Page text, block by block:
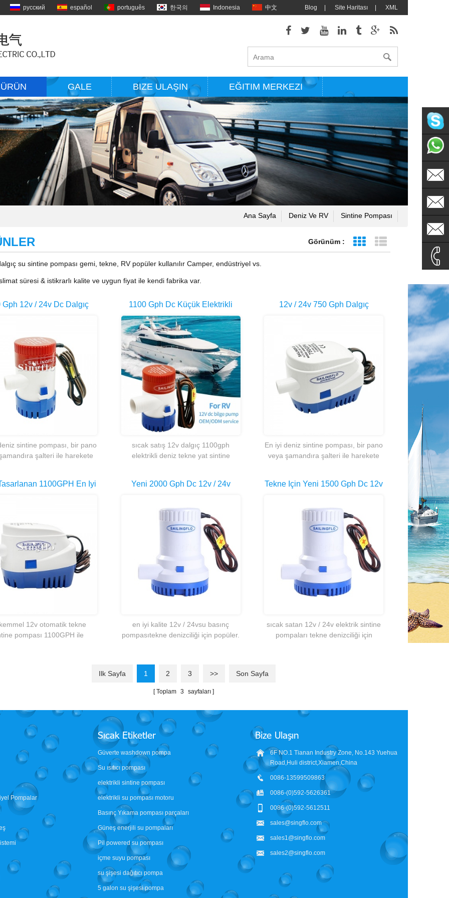
русский español português 한국의 Indonesia 中文 Blog Site Haritası XML
ÜRÜN GALE BIZE ULAŞIN EĞITIM MERKEZI
Ana Sayfa Deniz Ve RV Sintine Pompası
karavan karavan RV
Singflo FLO-2203 12 volt diyafram su
pompası tarım akülü elektrikli
tatlı su pompası 12 volt su transfer
Üretici 3GPM kendinden emişli
volt RV diyafram tatlı su sistemi
Görünüm : Tablo görünümüListe görünümü
su sintine pompası gemi, tekne, RV popüler kullanılır Camper, endüstriyel vs.
süresi & istikrarlı kalite ve uygun fiyat ile kendi fabrika var.
Gph 12v / 24v Dc Dalgıç
Pompası
sintine pompası, bir pano
şalteri ile harekete
1100 Gph Dc Küçük Elektrikli
Deniz Yelkenli Pille Çalışan
Sintine Su Pompası
sıcak satış 12v dalgıç 1100gph
elektrikli deniz tekne yat sintine
12v / 24v 750 Gph Dalgıç
En iyi deniz sintine pompası, bir pano
veya şamandıra şalteri ile harekete
1100GPH En Iyi
Tekneler Için
12v otomatik tekne
pompası 1100GPH ile
Yeni 2000 Gph Dc 12v / 24v
Pompası Satılık
en iyi kalite 12v / 24vsu basınç
pompasıtekne denizciliği için popüler.
Tekne Için Yeni 1500 Gph Dc 12v
sıcak satan 12v / 24v elektrik sintine
pompaları tekne denizciliği için
Ilk Sayfa 1 2 3 >> Son Sayfa
Toplam 3 sayfaları
Pompalar
Sıcak Etiketler
Güverte washdown pompa
Su ısıtıcı pompası
elektrikli sintine pompası
elektrikli su pompası motoru
Basınç Yıkama pompası parçaları
Güneş enerjili su pompaları
Pil powered su pompası
içme suyu pompası
su şişesi dağıtıcı pompa
5 galon su şişesi pompa
Bize Ulaşın
6F NO.1 Tianan Industry Zone, No.143 Yuehua
Road,Huli district,Xiamen,China
0086-13599509863
0086-(0)592-5626361
0086-(0)592-5612511
sales@singflo.com
sales1@singflo.com
sales2@singflo.com
0086-